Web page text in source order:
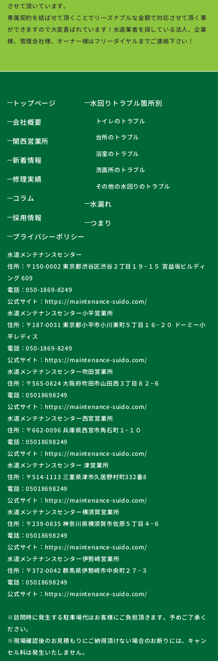
させて頂いています。
専属契約を結ばせて頂くことでリーズナブルな金額で対応させて頂く事
ができますので大変喜ばれています！水道業者を探している法人、企業
様、管理会社様、オーナー様はフリーダイヤルまでご連絡下さい！
トップページ
会社概要
関西営業所
新着情報
修理実績
コラム
採用情報
プライバシーポリシー
水回りトラブル箇所別
トイレのトラブル
台所のトラブル
浴室のトラブル
洗面所のトラブル
その他の水回りのトラブル
水漏れ
つまり
水道メンテナンスセンター
住所：〒150-0002 東京都渋谷区渋谷２丁目１９−１５ 宮益坂ビルディ
ング 609
電話：050-1869-8249
公式サイト：https://maintenance-suido.com/
水道メンテナンスセンター小平営業所
住所：〒187-0031 東京都小平市小川東町５丁目１６−２０ ドーミー小
平レディス
電話：050-1869-8249
公式サイト：https://maintenance-suido.com/
水道メンテナンスセンター吹田営業所
住所：〒565-0824 大阪府吹田市山田西３丁目８２−６
電話：05018698249
公式サイト：https://maintenance-suido.com/
水道メンテナンスセンター西宮営業所
住所：〒662-0096 兵庫県西宮市角石町１−１０
電話：05018698249
公式サイト：https://maintenance-suido.com/
水道メンテナンスセンター 津営業所
住所：〒514-1113 三重県津市久居野村町332番8
電話：05018698249
公式サイト：https://maintenance-suido.com/
水道メンテナンスセンター横須賀営業所
住所：〒239-0835 神奈川県横須賀市佐原５丁目４−６
電話：05018698249
公式サイト：https://maintenance-suido.com/
水道メンテナンスセンター伊勢崎営業所
住所：〒372-0042 群馬県伊勢崎市中央町２７−３
電話：05018698249
公式サイト：https://maintenance-suido.com/
※訪問時に発生する駐車場代はお客様にご負担頂きます。予めご了承く
ださい。
※現場確認後のお見積もりにご納得頂けない場合のお断りには、キャン
セル料は発生いたしません。